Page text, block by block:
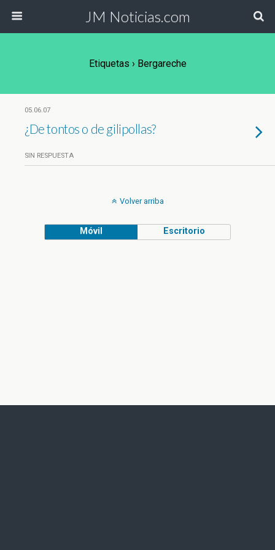
JM Noticias.com
Etiquetas › Bergareche
05.06.07
¿De tontos o de gilipollas?
SIN RESPUESTA
Volver arriba
Móvil Escritorio